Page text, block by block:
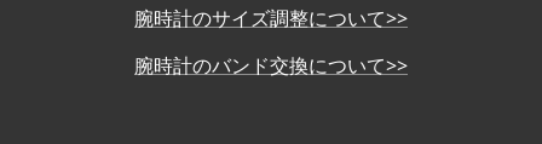
腕時計のサイズ調整について>>
腕時計のバンド交換について>>